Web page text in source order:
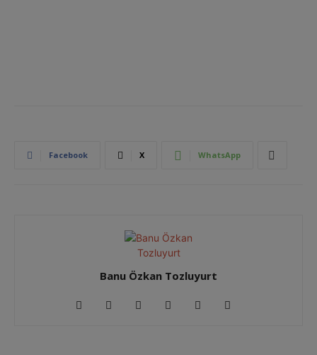
Facebook X WhatsApp
Banu Özkan Tozluyurt